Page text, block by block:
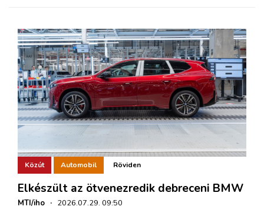
Közút Automobil Röviden
Elkészült az ötvenezredik debreceni BMW
MTI/iho · 2026.07.29. 09:50